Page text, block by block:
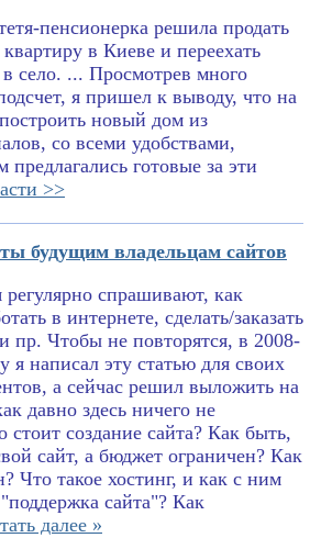
пенсионерка решила продать
в Киеве и переехать
село. ... Просмотрев много
я пришел к выводу, что на
новый дом из
со всеми удобствами,
готовые за эти
>>
будущим владельцам сайтов
спрашивают, как
в интернете, сделать/заказать
пр. Чтобы не повторятся, в 2008-
я написал эту статью для своих
а сейчас решил выложить на
давно здесь ничего не
создание сайта? Как быть,
сайт, а бюджет ограничен? Как
Что такое хостинг, и как с ним
сайта"? Как
далее »